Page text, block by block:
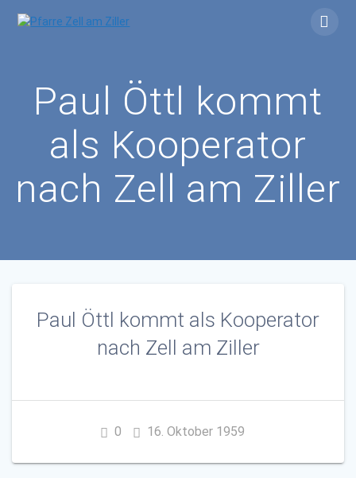
Paul Öttl kommt
als Kooperator
nach Zell am Ziller
Paul Öttl kommt als Kooperator
nach Zell am Ziller
0 16. Oktober 1959